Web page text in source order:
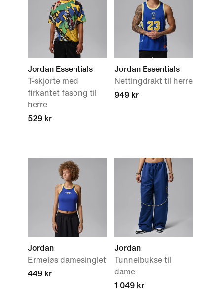
Jordan Essentials
T-skjorte med
firkantet fasong til
herre
529 kr
Jordan Essentials
Nettingdrakt til herre
949 kr
Jordan
Ermeløs damesinglet
449 kr
Jordan
Tunnelbukse til
dame
1 049 kr